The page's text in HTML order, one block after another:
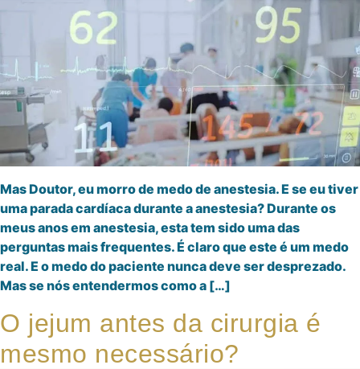
Mas Doutor, eu morro de medo de anestesia. E se eu tiver
uma parada cardíaca durante a anestesia? Durante os
meus anos em anestesia, esta tem sido uma das
perguntas mais frequentes. É claro que este é um medo
real. E o medo do paciente nunca deve ser desprezado.
Mas se nós entendermos como a […]
O jejum antes da cirurgia é
mesmo necessário?